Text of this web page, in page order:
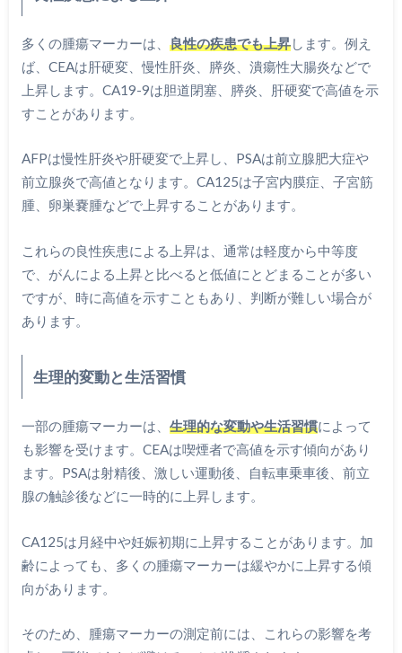
多くの腫瘍マーカーは、 良性の疾患でも上昇します。例え
ば、CEAは肝硬変、慢性肝炎、膵炎、潰瘍性大腸炎などで
上昇します。CA19-9は胆道閉塞、膵炎、肝硬変で高値を示
すことがあります。
AFPは慢性肝炎や肝硬変で上昇し、PSAは前立腺肥大症や
前立腺炎で高値となります。CA125は子宮内膜症、子宮筋
腫、卵巣嚢腫などで上昇することがあります。
これらの良性疾患による上昇は、通常は軽度から中等度
で、がんによる上昇と比べると低値にとどまることが多い
ですが、時に高値を示すこともあり、判断が難しい場合が
あります。
生理的変動と生活習慣
一部の腫瘍マーカーは、 生理的な変動や生活習慣によって
も影響を受けます。CEAは喫煙者で高値を示す傾向があり
ます。PSAは射精後、激しい運動後、自転車乗車後、前立
腺の触診後などに一時的に上昇します。
CA125は月経中や妊娠初期に上昇することがあります。加
齢によっても、多くの腫瘍マーカーは緩やかに上昇する傾
向があります。
そのため、腫瘍マーカーの測定前には、これらの影響を考